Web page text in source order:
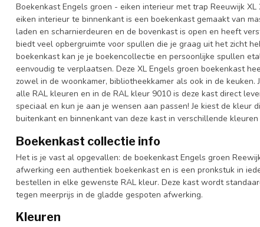
Boekenkast Engels groen - eiken interieur met trap Reeuwijk
eiken interieur te binnenkant is een boekenkast gemaakt van
laden en scharnierdeuren en de bovenkast is open en heeft
biedt veel opbergruimte voor spullen die je graag uit het zicht
boekenkast kan je je boekencollectie en persoonlijke spullen
eenvoudig te verplaatsen. Deze XL Engels groen boekenkast
zowel in de woonkamer, bibliotheekkamer als ook in de
alle RAL kleuren en in de RAL kleur 9010 is deze kast direct
speciaal en kun je aan je wensen aan passen! Je kiest de kleur
buitenkant en binnenkant van deze kast in verschillende
Boekenkast collectie info
Het is je vast al opgevallen: de boekenkast Engels groen
afwerking een authentiek boekenkast en is een pronkstuk in
bestellen in elke gewenste RAL kleur. Deze kast wordt
tegen meerprijs in de gladde gespoten afwerking.
Kleuren